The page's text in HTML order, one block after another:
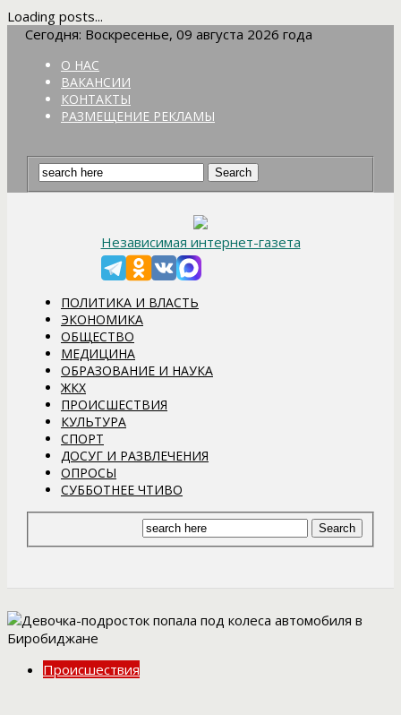
Loading posts...
Сегодня: Воскресенье, 09 августа 2026 года
О НАС
ВАКАНСИИ
КОНТАКТЫ
РАЗМЕЩЕНИЕ РЕКЛАМЫ
Независимая интернет-газета
ПОЛИТИКА И ВЛАСТЬ
ЭКОНОМИКА
ОБЩЕСТВО
МЕДИЦИНА
ОБРАЗОВАНИЕ И НАУКА
ЖКХ
ПРОИСШЕСТВИЯ
КУЛЬТУРА
СПОРТ
ДОСУГ И РАЗВЛЕЧЕНИЯ
ОПРОСЫ
СУББОТНЕЕ ЧТИВО
Происшествия